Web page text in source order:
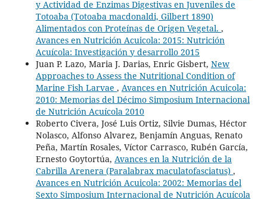
y Actividad de Enzimas Digestivas en Juveniles de
Totoaba (Totoaba macdonaldi, Gilbert 1890)
Alimentados con Proteínas de Origen Vegetal. ,
Avances en Nutrición Acuicola: 2015: Nutrición
Acuícola: Investigación y desarrollo 2015
Juan P. Lazo, Maria J. Darias, Enric Gisbert, New
Approaches to Assess the Nutritional Condition of
Marine Fish Larvae , Avances en Nutrición Acuicola:
2010: Memorias del Décimo Simposium Internacional
de Nutrición Acuícola 2010
Roberto Civera, José Luis Ortiz, Silvie Dumas, Héctor
Nolasco, Alfonso Alvarez, Benjamín Anguas, Renato
Peña, Martín Rosales, Víctor Carrasco, Rubén García,
Ernesto Goytortúa, Avances en la Nutrición de la
Cabrilla Arenera (Paralabrax maculatofasciatus) ,
Avances en Nutrición Acuicola: 2002: Memorias del
Sexto Simposium Internacional de Nutrición Acuícola